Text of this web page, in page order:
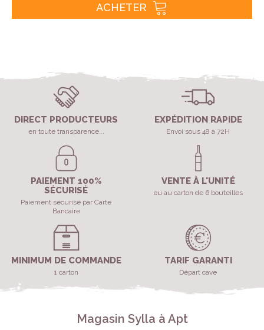
ACHETER
DIRECT PRODUCTEURS
en toute transparence...
EXPÉDITION RAPIDE
Envoi sous 48 à 72H
PAIEMENT 100%
SÉCURISÉ
Paiement sécurisé par Carte
Bancaire
VENTE À L'UNITÉ
ou au carton de 6 bouteilles
MINIMUM DE COMMANDE
1 carton
TARIF GARANTI
Départ cave
Magasin Sylla à Apt